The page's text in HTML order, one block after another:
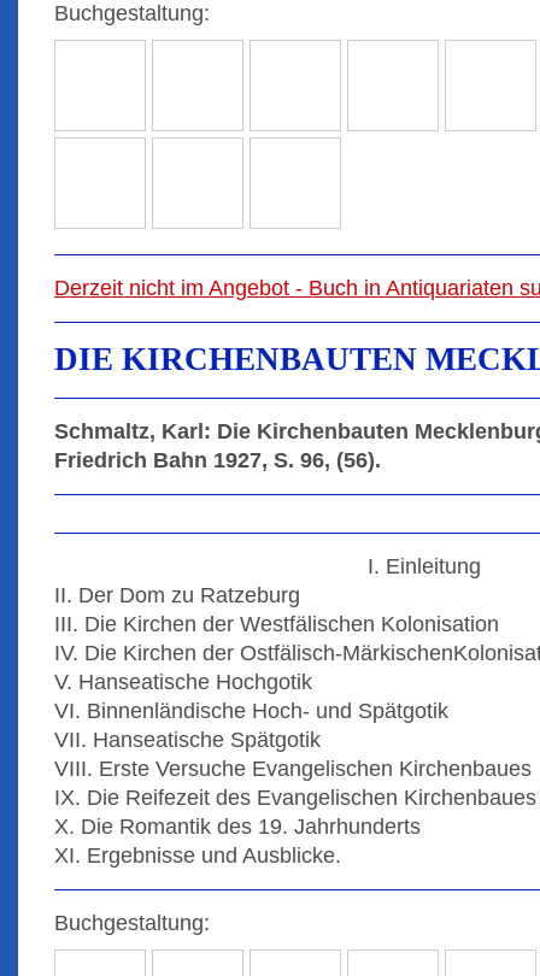
Buchgestaltung:
Derzeit nicht im Angebot - Buch in Antiquariaten
DIE KIRCHENBAUTEN
Schmaltz, Karl: Die Kirchenbauten
Friedrich Bahn 1927, S. 96, (56).
I. Einleitung
II. Der Dom zu Ratzeburg
III. Die Kirchen der Westfälischen Kolonisation
IV. Die Kirchen der Ostfälisch-
V. Hanseatische Hochgotik
VI. Binnenländische Hoch- und Spätgotik
VII. Hanseatische Spätgotik
VIII. Erste Versuche Evangelischen Kirchenbaues
IX. Die Reifezeit des Evangelischen Kirchenbaues
X. Die Romantik des 19. Jahrhunderts
XI. Ergebnisse und Ausblicke.
Buchgestaltung: